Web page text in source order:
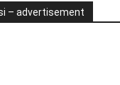
– advertisement